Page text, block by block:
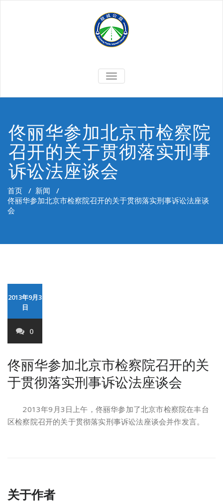
切
换
佟丽华参加北京市检察院
召开的关于贯彻落实刑事
诉讼法座谈会
首页 / 新闻 /
佟丽华参加北京市检察院召开的关于贯彻落实刑事诉讼法座谈
会
2013年9月3
日
0
佟丽华参加北京市检察院召开的关
于贯彻落实刑事诉讼法座谈会
2013年9月3日上午，佟丽华参加了北京市检察院在丰台
区检察院召开的关于贯彻落实刑事诉讼法座谈会并作发言。
关于作者